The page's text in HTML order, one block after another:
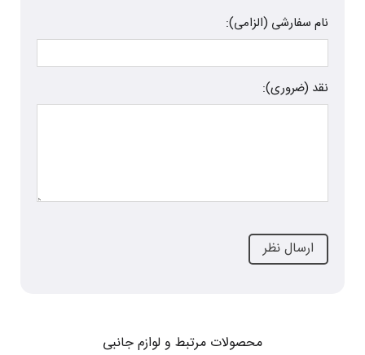
نام سفارشی (الزامی):
نقد (ضروری):
محصولات مرتبط و لوازم جانبی